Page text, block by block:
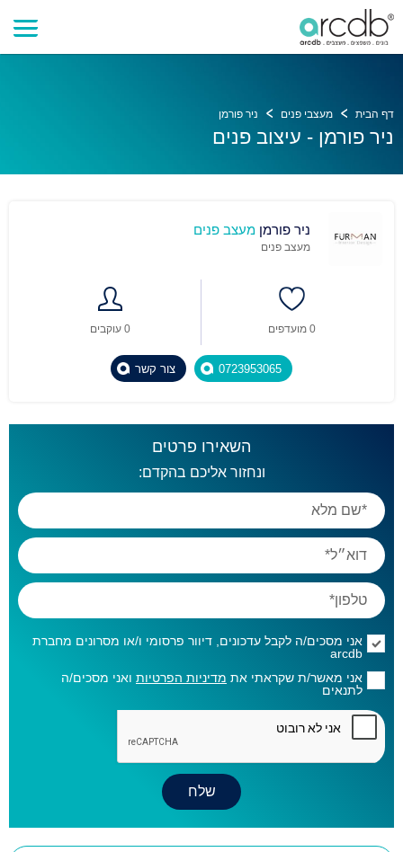
דף הבית מעצבי פנים ניר פורמן
ניר פורמן - עיצוב פנים
ניר פורמן מעצב פנים
מעצב פנים
0 עוקבים 0 מועדפים
צור קשר 0723953065
השאירו פרטים
ונחזור אליכם בהקדם:
אני מסכים/ה לקבל עדכונים, דיוור פרסומי ו/או מסרונים מחברת
arcdb
אני מאשר/ת שקראתי את מדיניות הפרטיות ואני מסכים/ה
לתנאים